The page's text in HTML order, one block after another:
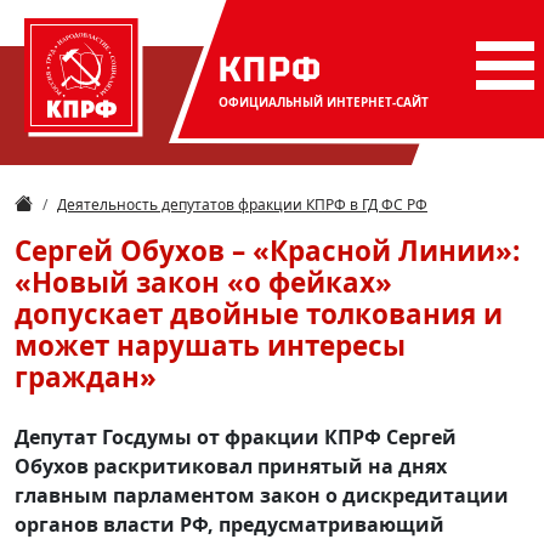
КПРФ
ОФИЦИАЛЬНЫЙ ИНТЕРНЕТ-САЙТ
Деятельность депутатов фракции КПРФ в ГД ФС РФ
Сергей Обухов – «Красной Линии»:
«Новый закон «о фейках»
допускает двойные толкования и
может нарушать интересы
граждан»
Депутат Госдумы от фракции КПРФ Сергей
Обухов раскритиковал принятый на днях
главным парламентом закон о дискредитации
органов власти РФ, предусматривающий